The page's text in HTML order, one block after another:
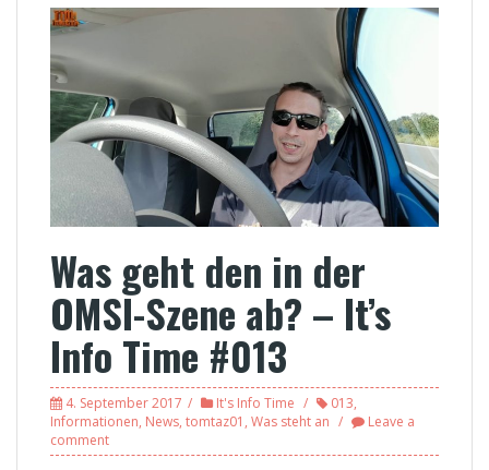
Was geht den in der
OMSI-Szene ab? – It’s
Info Time #013
4. September 2017 It's Info Time 013,
Informationen, News, tomtaz01 , Was steht an
Leave a
comment